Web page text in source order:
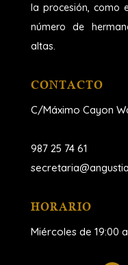
la procesión, como
número de
altas.
CONTACTO
C/Máximo Cayon
987 25 74 61
HORARIO
Miércoles de 19:00